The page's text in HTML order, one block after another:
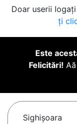
Doar userii
ți
Este
Felicitări!
Sighişoara